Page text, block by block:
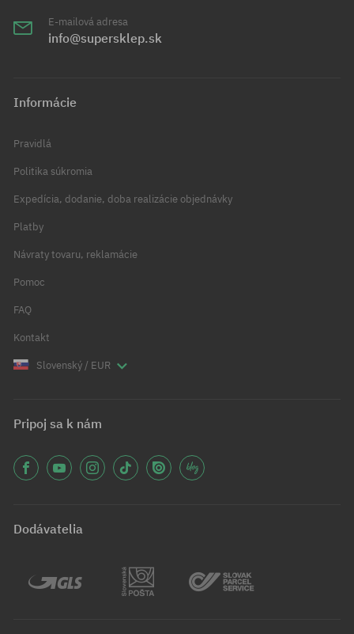
E-mailová adresa
info@supersklep.sk
Informácie
Pravidlá
Politika súkromia
Expedícia, dodanie, doba realizácie objednávky
Platby
Návraty tovaru, reklamácie
Pomoc
FAQ
Kontakt
Slovenský / EUR
Pripoj sa k nám
Dodávatelia